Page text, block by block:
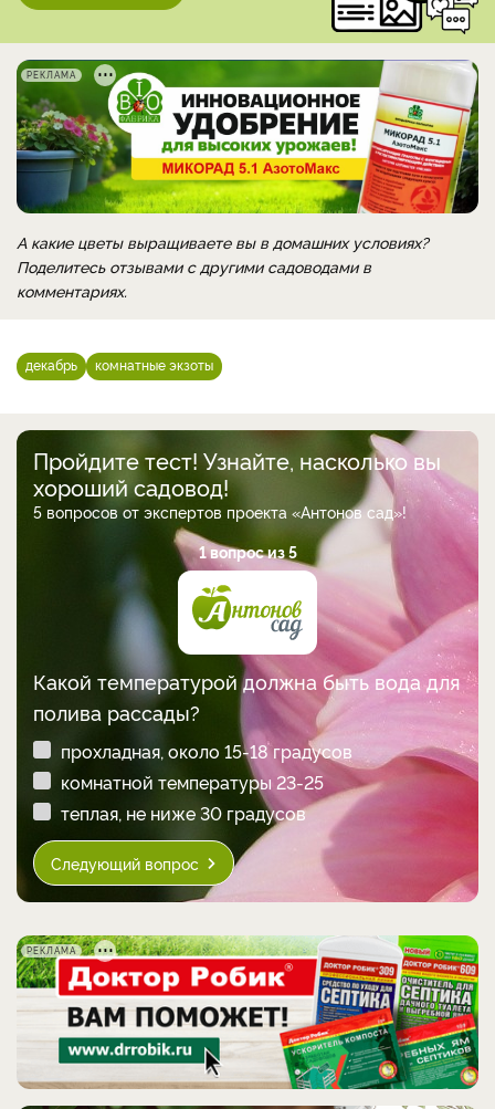
РЕКЛАМА
А какие цветы выращиваете вы в домашних условиях?
Поделитесь отзывами с другими садоводами в
комментариях.
декабрь комнатные экзоты
Пройдите тест! Узнайте, насколько вы
хороший садовод!
5 вопросов от экспертов проекта «Антонов сад»!
1 вопрос из 5
Какой температурой должна быть вода для
полива рассады?
прохладная, около 15-18 градусов
комнатной температуры 23-25
теплая, не ниже 30 градусов
Следующий вопрос
РЕКЛАМА